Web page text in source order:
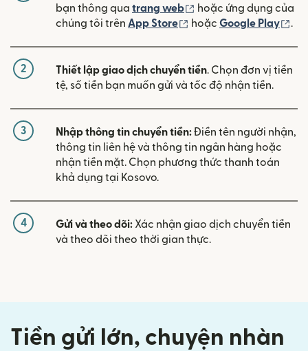
bạn thông qua trang web (mở trong cửa sổ mới)
hoặc ứng dụng của
chúng tôi trên App Store (mở trong cửa sổ mới)
hoặc Google Play .
2 Thiết lập giao dịch chuyển tiền. Chọn đơn vị tiền
tệ, số tiền bạn muốn gửi và tốc độ nhận tiền.
3 Nhập thông tin chuyển tiền:Điền tên người nhận,
thông tin liên hệ và thông tin ngân hàng hoặc
nhận tiền mặt. Chọn phương thức thanh toán
khả dụng tại Kosovo.
4 Gửi và theo dõi: Xác nhận giao dịch chuyển tiền
và theo dõi theo thời gian thực.
Tiền gửi lớn, chuyện nhàn